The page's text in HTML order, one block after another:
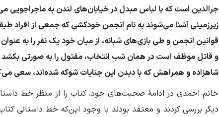
جرالدین است که با لباس مبدل در خیابان‌های لندن به ماجراجویی
زیرزمینی آشنا می‌شوند به نام انجمن خودکشی که جمعی از افراد
قوانین انجمن و طی بازی‌های شبانه، از میان خود یک نفر را به
و قاتل موظف است در همان شب انتخاب، مقتول را به صورتی بکشد
شاهزاده و همراهش که با دیدن این جنایات شوکه شده‌اند، سعی
خانم احمدی در ادامهٔ صحبت‌های خود، کتاب را از منظر خط
دیگر بررسی کردند و معتقد بودند با وجود این‌که خط داستانی